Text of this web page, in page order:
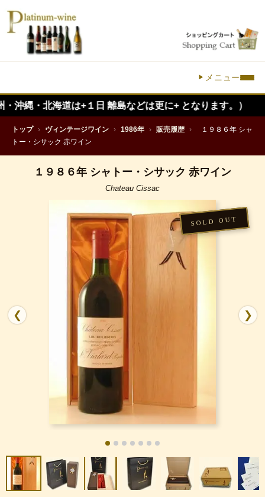
メニュー
道は+１日 離島などは更に+ となります。）
トップ › ヴィンテージワイン › 1986年 › 販売履歴 ›
１９８６年 シャ
トー・シサック 赤ワイン
１９８６年 シャトー・シサック 赤ワイン
Chateau Cissac
❮ ❯